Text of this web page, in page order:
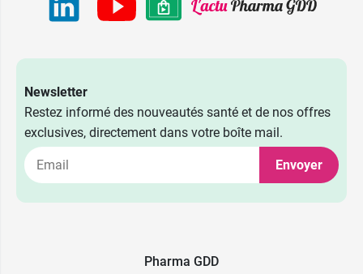
Newsletter
Restez informé des nouveautés santé et de nos offres
exclusives, directement dans votre boîte mail.
Envoyer
Pharma GDD